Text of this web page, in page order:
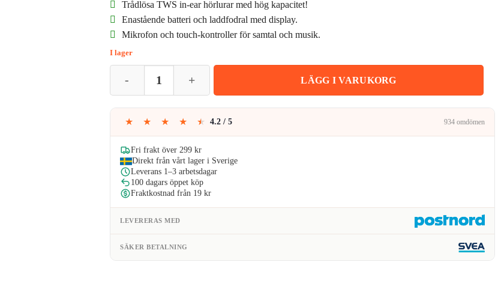
priset
var:
249kr.
priset
är:
239kr.
Trådlösa TWS in-ear hörlurar med hög kapacitet!
Enastående batteri och laddfodral med display.
Mikrofon och touch-kontroller för samtal och musik.
I lager
LÄGG I VARUKORG
★ ★ ★ ★ ★ 4.2 / 5 934 omdömen
Fri frakt över 299 kr
Direkt från vårt lager i Sverige
Leverans 1–3 arbetsdagar
100 dagars öppet köp
Fraktkostnad från 19 kr
LEVERERAS MED
SÄKER BETALNING